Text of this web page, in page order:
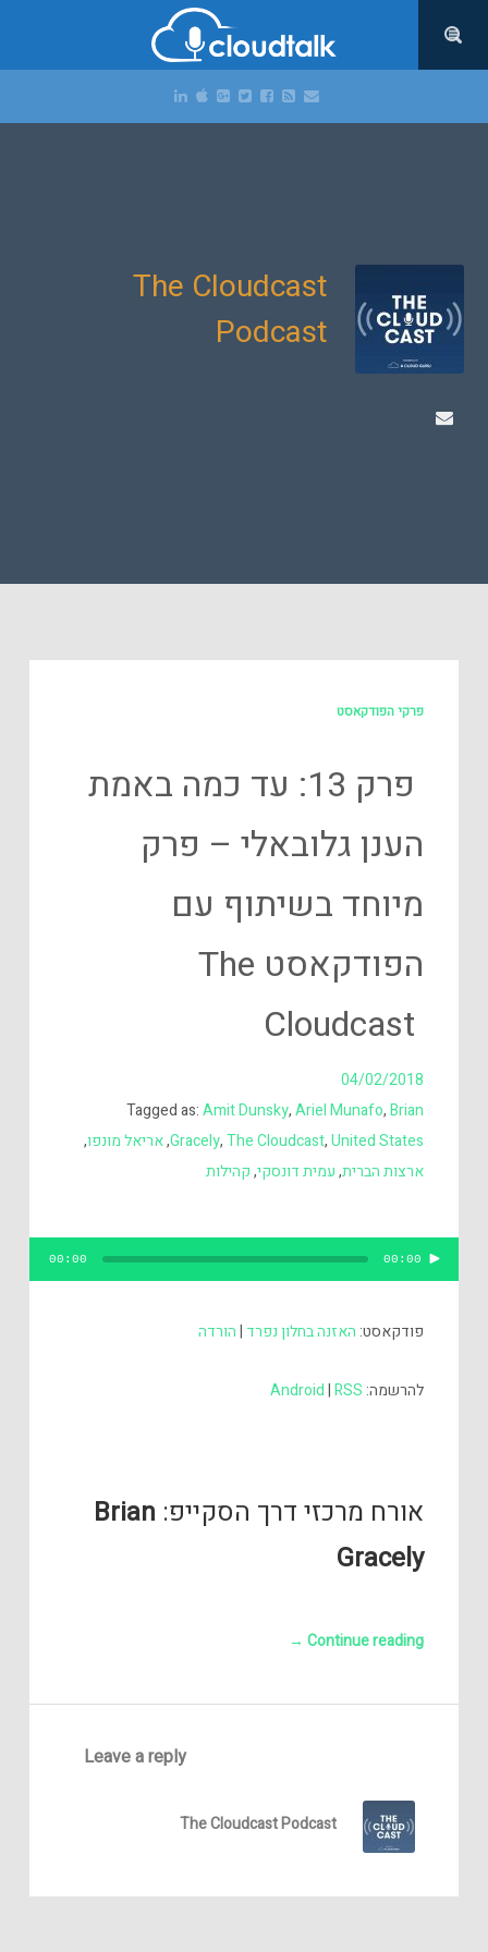
The Cloudcast
Podcast
פרקי הפודקאסט
פרק 13: עד כמה באמת
הענן גלובאלי – פרק
מיוחד בשיתוף עם
הפודקאסט The
Cloudcast
04/02/2018
Tagged as:Amit Dunsky,Ariel Munafo,Brian
Gracely,The Cloudcast,United States
,אריאל מונפו,
ארצות הברית,עמית דונסקי,קהילות
00:00
00:00
פודקאסט: האזנה בחלון נפרד |הורדה
להרשמה: Android|RSS
אורח מרכזי דרך הסקייפ: Brian
Gracely
Continue reading
→
Leave a reply
The Cloudcast Podcast